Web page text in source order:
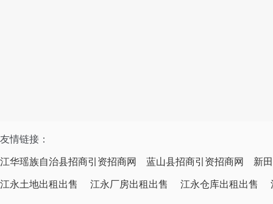
友情链接：
江华瑶族自治县招商引资招商网 蓝山县招商引资招商网 新
江永土地出租出售 江永厂房出租出售 江永仓库出租出售